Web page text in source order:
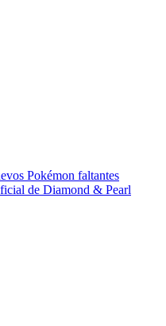
Pokémon faltantes
de Diamond & Pearl